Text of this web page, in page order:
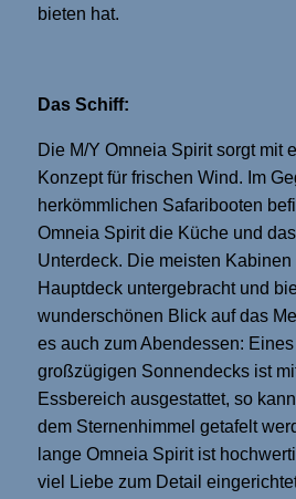
bieten hat.
Das Schiff:
Die M/Y Omneia Spirit sorgt mit
Konzept für frischen Wind. Im
herkömmlichen Safaribooten
Omneia Spirit die Küche und
Unterdeck. Die meisten
Hauptdeck untergebracht und
wunderschönen Blick auf das
es auch zum Abendessen:
großzügigen Sonnendecks ist
Essbereich ausgestattet, so
dem Sternenhimmel getafelt
lange Omneia Spirit ist
viel Liebe zum Detail